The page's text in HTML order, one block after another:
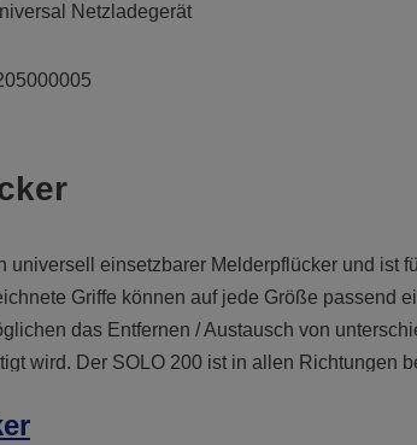
Netzladegerät
universell einsetzbarer Melderpflücker und ist
Griffe können auf jede Größe passend
das Entfernen / Austausch von
wird. Der SOLO 200 ist in allen Richtungen
entfernen, auch Melder die nicht von direkt